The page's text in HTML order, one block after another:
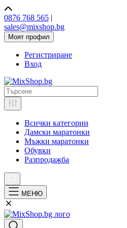
0876 768 565 |
sales@mixshop.bg
Моят профил
Регистриране
Вход
Всички категории
Дамски маратонки
Мъжки маратонки
Обувки
Разпродажба
МЕНЮ